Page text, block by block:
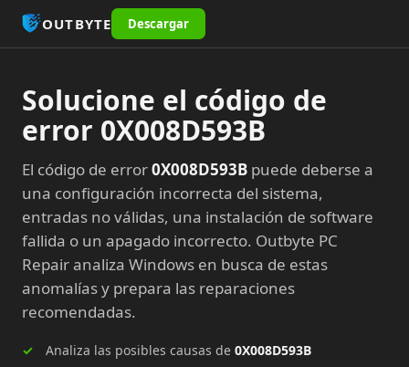
OUTBYTE Descargar
Solucione el código de
error 0X008D593B
El código de error0X008D593B puede deberse a
una configuración incorrecta del sistema,
entradas no válidas, una instalación de software
fallida o un apagado incorrecto. Outbyte PC
Repair analiza Windows en busca de estas
anomalías y prepara las reparaciones
recomendadas.
Analiza las posibles causas de 0X008D593B